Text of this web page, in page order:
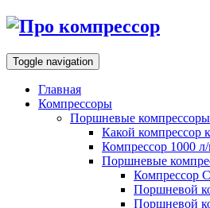
Toggle navigation
Главная
Компрессоры
Поршневые компрессоры
Какой компрессор
Компрессор 1000
Поршневые
Компрессор
Поршневой
Поршневой